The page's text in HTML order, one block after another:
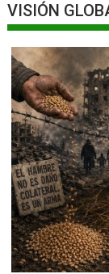
VISIÓN